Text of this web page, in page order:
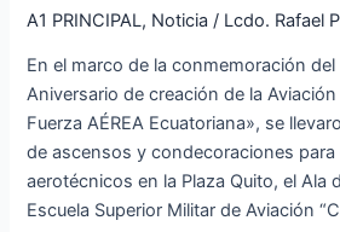
A1 PRINCIPAL, Noticia / Lcdo. Rafael
En el marco de la conmemoración
Aniversario de creación de la
Fuerza AÉREA Ecuatoriana», se
de ascensos y condecoraciones para
aerotécnicos en la Plaza Quito, el Ala
Escuela Superior Militar de Aviación
Aviación
y
Día
de
la
Fuerza
AÉREA